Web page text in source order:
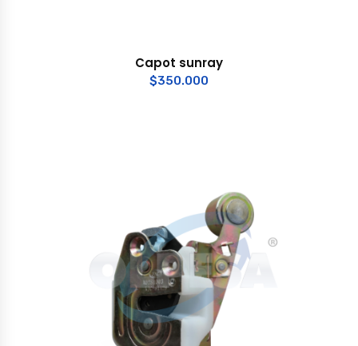
Capot sunray
$350.000